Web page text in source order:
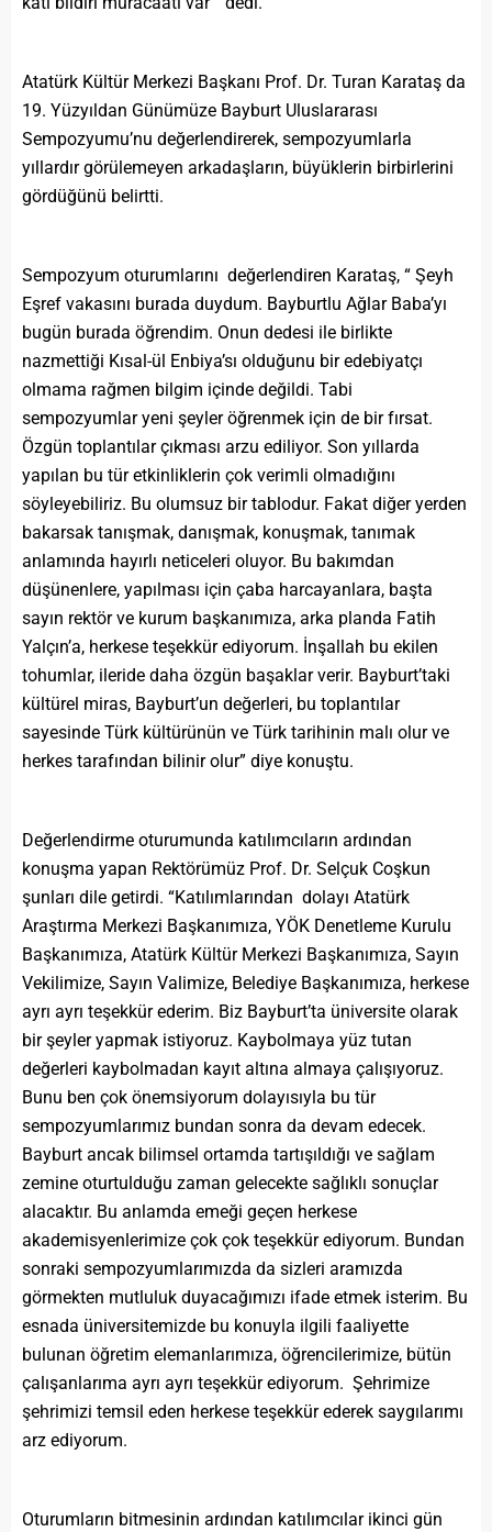
Atatürk Kültür Merkezi Başkanı Prof. Dr. Turan Karataş da
19. Yüzyıldan Günümüze Bayburt Uluslararası
Sempozyumu’nu değerlendirerek, sempozyumlarla
yıllardır görülemeyen arkadaşların, büyüklerin birbirlerini
gördüğünü belirtti.
Sempozyum oturumlarını değerlendiren Karataş, “ Şeyh
Eşref vakasını burada duydum. Bayburtlu Ağlar Baba’yı
bugün burada öğrendim. Onun dedesi ile birlikte
nazmettiği Kısal-ül Enbiya’sı olduğunu bir edebiyatçı
olmama rağmen bilgim içinde değildi. Tabi
sempozyumlar yeni şeyler öğrenmek için de bir fırsat.
Özgün toplantılar çıkması arzu ediliyor. Son yıllarda
yapılan bu tür etkinliklerin çok verimli olmadığını
söyleyebiliriz. Bu olumsuz bir tablodur. Fakat diğer yerden
bakarsak tanışmak, danışmak, konuşmak, tanımak
anlamında hayırlı neticeleri oluyor. Bu bakımdan
düşünenlere, yapılması için çaba harcayanlara, başta
sayın rektör ve kurum başkanımıza, arka planda Fatih
Yalçın’a, herkese teşekkür ediyorum. İnşallah bu ekilen
tohumlar, ileride daha özgün başaklar verir. Bayburt’taki
kültürel miras, Bayburt’un değerleri, bu toplantılar
sayesinde Türk kültürünün ve Türk tarihinin malı olur ve
herkes tarafından bilinir olur” diye konuştu.
Değerlendirme oturumunda katılımcıların ardından
konuşma yapan Rektörümüz Prof. Dr. Selçuk Coşkun
şunları dile getirdi. “Katılımlarından dolayı Atatürk
Araştırma Merkezi Başkanımıza, YÖK Denetleme Kurulu
Başkanımıza, Atatürk Kültür Merkezi Başkanımıza, Sayın
Vekilimize, Sayın Valimize, Belediye Başkanımıza, herkese
ayrı ayrı teşekkür ederim. Biz Bayburt’ta üniversite olarak
bir şeyler yapmak istiyoruz. Kaybolmaya yüz tutan
değerleri kaybolmadan kayıt altına almaya çalışıyoruz.
Bunu ben çok önemsiyorum dolayısıyla bu tür
sempozyumlarımız bundan sonra da devam edecek.
Bayburt ancak bilimsel ortamda tartışıldığı ve sağlam
zemine oturtulduğu zaman gelecekte sağlıklı sonuçlar
alacaktır. Bu anlamda emeği geçen herkese
akademisyenlerimize çok çok teşekkür ediyorum. Bundan
sonraki sempozyumlarımızda da sizleri aramızda
görmekten mutluluk duyacağımızı ifade etmek isterim. Bu
esnada üniversitemizde bu konuyla ilgili faaliyette
bulunan öğretim elemanlarımıza, öğrencilerimize, bütün
çalışanlarıma ayrı ayrı teşekkür ediyorum. Şehrimize
şehrimizi temsil eden herkese teşekkür ederek saygılarımı
arz ediyorum.
Oturumların bitmesinin ardından katılımcılar ikinci gün